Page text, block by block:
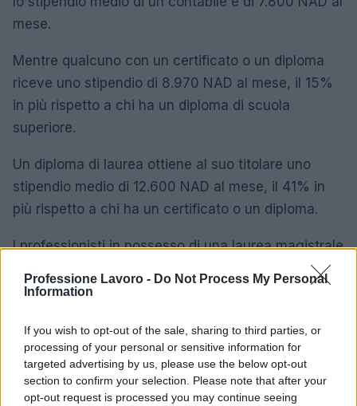
Professione Lavoro - Do Not Process My Personal
Information
If you wish to opt-out of the sale, sharing to third parties, or
processing of your personal or sensitive information for
targeted advertising by us, please use the below opt-out
section to confirm your selection. Please note that after your
opt-out request is processed you may continue seeing
mese.
Mentre qualcuno con un certificato o un diploma
riceve uno stipendio di 8.970 NAD al mese, il 15%
in più rispetto a chi ha un diploma di scuola
superiore.
Un diploma di laurea ottiene al suo titolare uno
stipendio medio di 12.600 NAD al mese, il 41% in
più rispetto a chi ha un certificato o un diploma.
I professionisti in possesso di una laurea magistrale
vengono ricompensati con uno stipendio medio di
16.200 NAD al mese, il 29% in più rispetto a chi ha
Differenza di stipendio medio per
ragioniere per livello di istruzione in
Namibia